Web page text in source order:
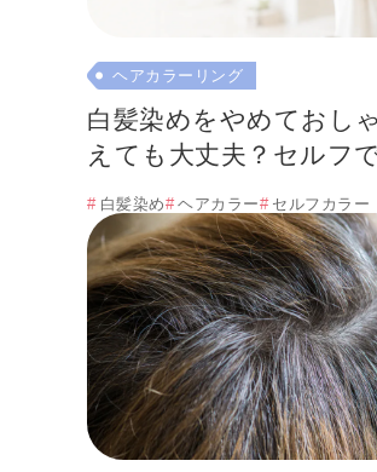
ヘアカラーリング
白髪染めをやめておし
えても大丈夫？セルフ
方法
白髪染め ヘアカラー セルフカラー